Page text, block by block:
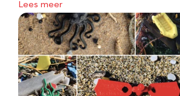
Lees meer